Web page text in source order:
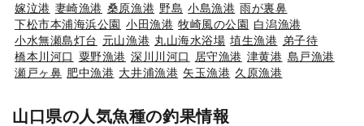
嫁泣港 妻崎漁港 桑原漁港 野島 小島漁港 雨が裏鼻
下松市本浦海浜公園 小田漁港 牧崎風の公園 白潟漁港
小水無瀬島灯台 元山漁港 丸山海水浴場 埴生漁港 弟子待
橋本川河口 粟野漁港 深川川河口 居守漁港 津黄港 島戸漁港
瀬戸ヶ鼻 肥中漁港 大井浦漁港 矢玉漁港 久原漁港
山口県の人気魚種の釣果情報